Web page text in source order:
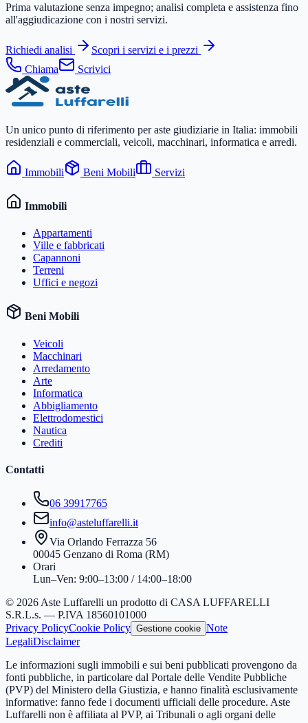
Prima valutazione senza impegno; analisi completa e assistenza fino
all'aggiudicazione con i nostri servizi.
Richiedi analisi
Scopri i servizi e i prezzi
Chiama
Scrivici
Un unico punto di riferimento per aste giudiziarie in Italia: immobili
residenziali e commerciali, veicoli, macchinari, informatica e arredi.
Immobili Beni Mobili Servizi
Immobili
Appartamenti
Ville e fabbricati
Capannoni
Terreni
Uffici e negozi
Beni Mobili
Veicoli
Macchinari
Arredamento
Arte
Informatica
Abbigliamento
Elettrodomestici
Nautica
Crediti
Contatti
06 39917765
info@asteluffarelli.it
Via Orlando Ferrazza 56
00045 Genzano di Roma (RM)
Orari
Lun–Ven: 9:00–13:00 / 14:00–18:00
© 2026 Aste Luffarelli un prodotto di CASA LUFFARELLI
S.R.L.s. — P.IVA 18560101000
Privacy PolicyCookie Policy Gestione cookie Note
LegaliDisclaimer
Le informazioni sugli immobili e sui beni pubblicati provengono da
fonti pubbliche, in particolare dal Portale delle Vendite Pubbliche
(PVP) del Ministero della Giustizia, e hanno finalità esclusivamente
informative: fanno fede i documenti ufficiali delle procedure. Aste
Luffarelli non è affiliata al PVP, ai Tribunali o agli organi delle